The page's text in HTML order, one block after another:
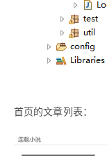
首页的文章列表：